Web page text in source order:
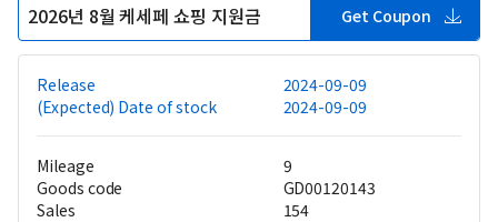
2026년 8월 케세페 쇼핑 지원금 Get Coupon
Release
2024-09-09
(Expected) Date of stock
2024-09-09
Mileage
9
Goods code
GD00120143
Sales
154